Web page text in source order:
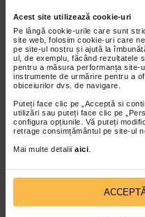
Acest site utilizează cookie-uri
Pe lângă cookie-urile care sunt
site web, folosim cookie-uri care
pe site-ul nostru și ajută la
ul, de exemplu, făcând rezultatele
pentru a măsura performanța site-
instrumente de urmărire pentru a
obiceiurilor dvs. de navigare.
Puteți face clic pe „Acceptă si
utilizări sau puteți face clic pe
configura opțiunile. Vă puteți
retrage consimțământul pe site-ul
Mai multe detalii aici
Regimul alimentar adecvat
dumneavoastra sa
timp ce luati Jardiance,
alimentar si programul
catre medicul
Daca luati mai mult
Daca luati mai mult
medicului dumneavoastra
cu dumneavoastra
Ceea ce trebuie facut
comprimat depinde de